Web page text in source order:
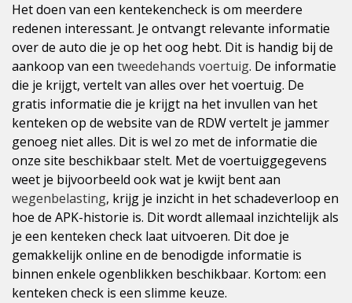
Het doen van een kentekencheck is om meerdere
redenen interessant. Je ontvangt relevante informatie
over de auto die je op het oog hebt. Dit is handig bij de
aankoop van een tweedehands voertuig. De informatie
die je krijgt, vertelt van alles over het voertuig. De
gratis informatie die je krijgt na het invullen van het
kenteken op de website van de RDW vertelt je jammer
genoeg niet alles. Dit is wel zo met de informatie die
onze site beschikbaar stelt. Met de voertuiggegevens
weet je bijvoorbeeld ook wat je kwijt bent aan
wegenbelasting, krijg je inzicht in het schadeverloop en
hoe de APK-historie is. Dit wordt allemaal inzichtelijk als
je een kenteken check laat uitvoeren. Dit doe je
gemakkelijk online en de benodigde informatie is
binnen enkele ogenblikken beschikbaar. Kortom: een
kenteken check is een slimme keuze.